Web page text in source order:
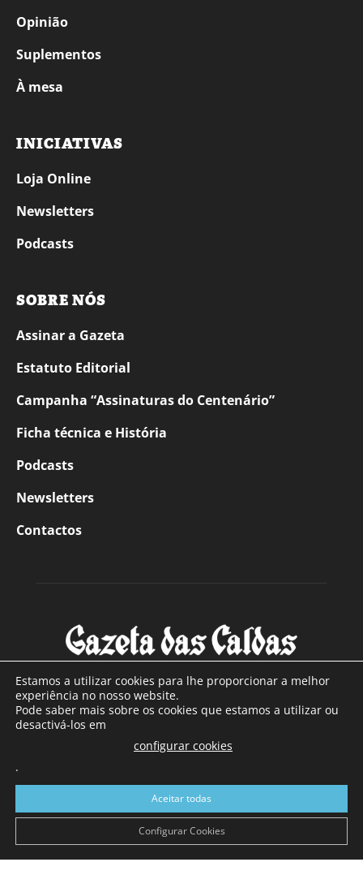
Opinião
Suplementos
À mesa
INICIATIVAS
Loja Online
Newsletters
Podcasts
SOBRE NÓS
Assinar a Gazeta
Estatuto Editorial
Campanha “Assinaturas do Centenário”
Ficha técnica e História
Podcasts
Newsletters
Contactos
SOBRE NÓS
Com sede nas Caldas da Rainha e mais de 90 anos de
a sul de distrito de Leiria, com mais de 40.000 leitores por
toda a região Oeste. Jornal com distribuição em Portugal
Continental e assinatura online.
Estamos a utilizar cookies para lhe proporcionar a melhor
experiência no nosso website.
Pode saber mais sobre os cookies que estamos a utilizar ou
desactivá-los em
configurar cookies
.
Aceitar todas
Configurar Cookies